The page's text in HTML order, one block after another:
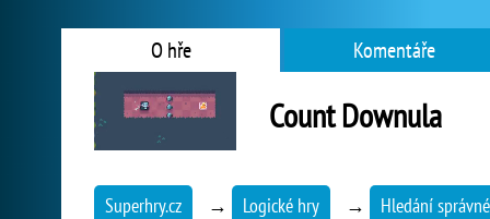
O hře Komentáře
Count Downula
Superhry.cz → Logické hry → Hledání